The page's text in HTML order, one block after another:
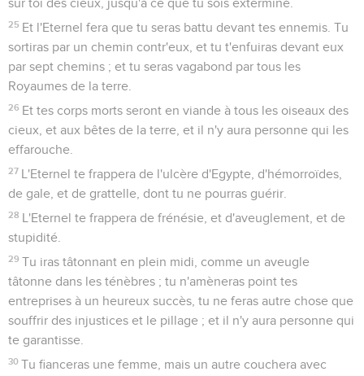
sur toi des cieux, jusqu'à ce que tu sois exterminé.
25 Et l'Eternel fera que tu seras battu devant tes ennemis. Tu
sortiras par un chemin contr'eux, et tu t'enfuiras devant eux
par sept chemins ; et tu seras vagabond par tous les
Royaumes de la terre.
26 Et tes corps morts seront en viande à tous les oiseaux des
cieux, et aux bêtes de la terre, et il n'y aura personne qui les
effarouche.
27 L'Eternel te frappera de l'ulcère d'Egypte, d'hémorroïdes,
de gale, et de grattelle, dont tu ne pourras guérir.
28 L'Eternel te frappera de frénésie, et d'aveuglement, et de
stupidité.
29 Tu iras tâtonnant en plein midi, comme un aveugle
tâtonne dans les ténèbres ; tu n'amèneras point tes
entreprises à un heureux succès, tu ne feras autre chose que
souffrir des injustices et le pillage ; et il n'y aura personne qui
te garantisse.
30 Tu fianceras une femme, mais un autre couchera avec